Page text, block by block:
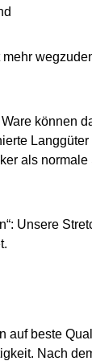
können
als
Unsere
beste
Nach